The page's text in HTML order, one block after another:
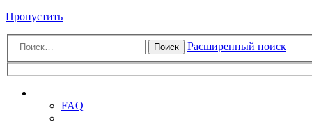
Пропустить
Поиск Расширенный поиск
FAQ